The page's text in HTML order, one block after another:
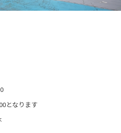
となります